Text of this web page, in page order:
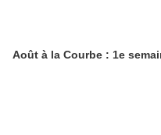
Août à la Courbe : 1e